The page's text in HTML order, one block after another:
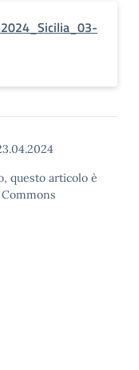
questo articolo è